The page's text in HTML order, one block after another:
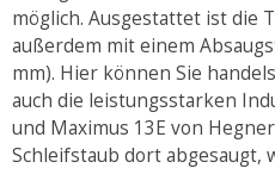
möglich. Ausgestattet ist die
außerdem mit einem
mm). Hier können Sie
auch die leistungsstarken
und Maximus 13E von
Schleifstaub dort abgesaugt,